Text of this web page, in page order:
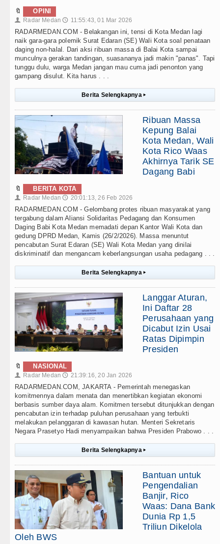
🔖 OPINI
👤 Radar Medan 🕔 11:55:43, 01 Mar 2026
RADARMEDAN.COM - Belakangan ini, tensi di Kota Medan lagi
naik gara-gara polemik Surat Edaran (SE) Wali Kota soal penataan
daging non-halal. Dari aksi ribuan massa di Balai Kota sampai
munculnya gerakan tandingan, suasananya jadi makin "panas". Tapi
tunggu dulu, warga Medan jangan mau cuma jadi penonton yang
gampang disulut. Kita harus . . .
Berita Selengkapnya ▸
Ribuan Massa
Kepung Balai
Kota Medan, Wali
Kota Rico Waas
Akhirnya Tarik SE
Dagang Babi
🔖 BERITA KOTA
👤 Radar Medan 🕔 20:01:13, 26 Feb 2026
RADARMEDAN.COM - Gelombang protes ribuan masyarakat yang
tergabung dalam Aliansi Solidaritas Pedagang dan Konsumen
Daging Babi Kota Medan memadati depan Kantor Wali Kota dan
gedung DPRD Medan, Kamis (26/2/2026). Massa menuntut
pencabutan Surat Edaran (SE) Wali Kota Medan yang dinilai
diskriminatif dan mengancam keberlangsungan usaha pedagang . . .
Berita Selengkapnya ▸
Langgar Aturan,
Ini Daftar 28
Perusahaan yang
Dicabut Izin Usai
Ratas Dipimpin
Presiden
🔖 NASIONAL
👤 Radar Medan 🕔 21:39:16, 20 Jan 2026
RADARMEDAN.COM, JAKARTA - Pemerintah menegaskan
komitmennya dalam menata dan menertibkan kegiatan ekonomi
berbasis sumber daya alam. Komitmen tersebut ditunjukkan dengan
pencabutan izin terhadap puluhan perusahaan yang terbukti
melakukan pelanggaran di kawasan hutan. Menteri Sekretaris
Negara Prasetyo Hadi menyampaikan bahwa Presiden Prabowo . . .
Berita Selengkapnya ▸
Bantuan untuk
Pengendalian
Banjir, Rico
Waas: Dana Bank
Dunia Rp 1,5
Triliun Dikelola
Oleh BWS